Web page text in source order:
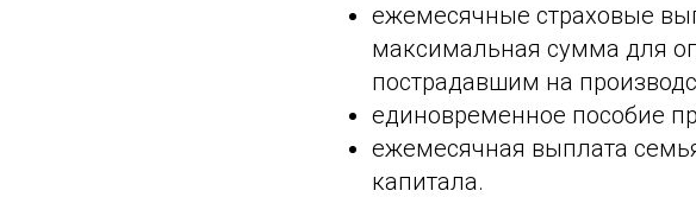
ежемесячные страховые
максимальная сумма для
пострадавшим на
единовременное пособие
ежемесячная выплата
капитала.